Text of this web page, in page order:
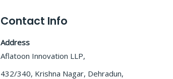
Contact Info
Address
Aflatoon Innovation LLP,
432/340, Krishna Nagar, Dehradun,